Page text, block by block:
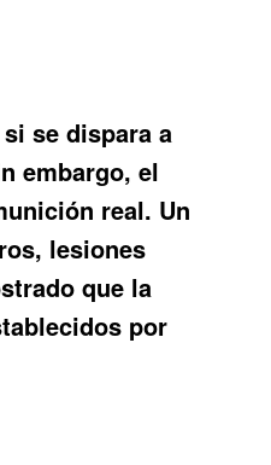
se dispara a
embargo, el
real. Un
lesiones
que la
por